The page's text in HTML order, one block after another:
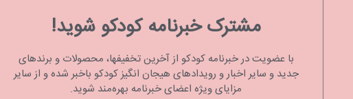
مشترک خبرنامه کودکو شوید!
با عضویت در خبرنامه کودکو از آخرین تخفیفها، محصولات و برندهای
جدید و سایر اخبار و رویدادهای هیجان انگیز کودکو باخبر شده و از سایر
مزایای ویژه اعضای خبرنامه بهره‌مند شوید.